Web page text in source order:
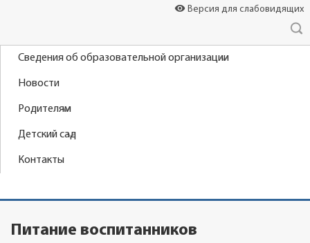
visibility Версия для слабовидящих
Сведения об образовательной организации
Новости
Родителям
Детский сад
Контакты
Питание воспитанников